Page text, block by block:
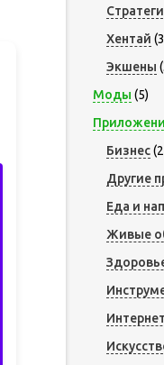
Хентай
Экшены
Моды (5)
Бизнес
Другие
Еда и
Живые